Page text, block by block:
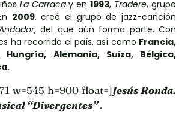
La Carracay en1993, Tradere, grupo
2009, creó el grupo de jazz-canción
, del que aún forma parte. Con
ha recorrido el país, así como Francia,
Alemania, Suiza, Bélgica,
w=545 h=900 float=]Jesús Ronda.
“Divergentes” .